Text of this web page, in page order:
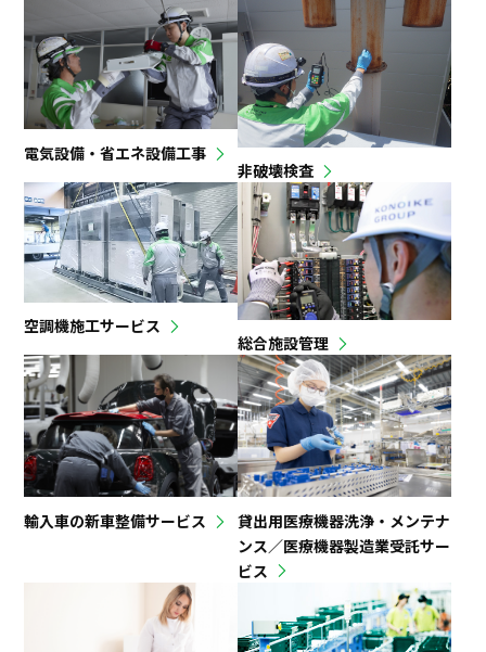
電気設備・省エネ設備工事
非破壊検査
空調機施工サービス
総合施設管理
輸入車の新車整備サービス
貸出用医療機器洗浄・メンテナ
ンス／医療機器製造業受託サー
ビス